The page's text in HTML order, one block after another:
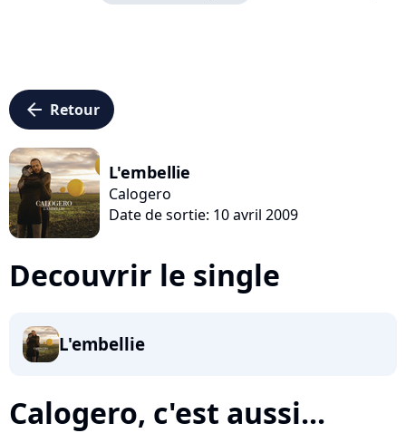
arrow_left Retour
L'embellie
Calogero
Date de sortie: 10 avril 2009
Decouvrir le single
L'embellie
Calogero, c'est aussi...